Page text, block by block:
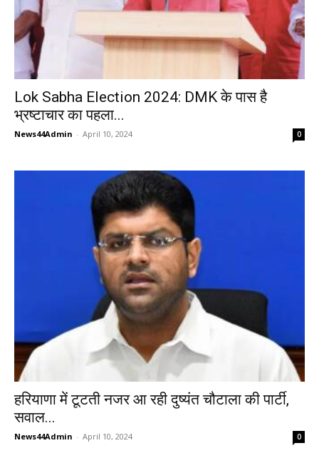
Lok Sabha Election 2024: DMK के पास है
भ्रष्टाचार का पहला...
News44Admin - April 10, 2024 0
हरियाणा में टूटती नजर आ रही दुष्यंत चौटाला की पार्टी,
सवाल...
News44Admin - April 10, 2024 0